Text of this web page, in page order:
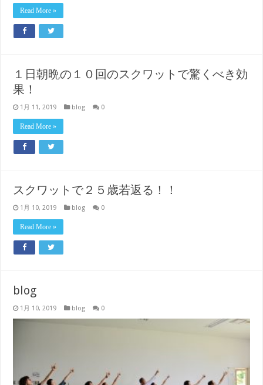
Read More »
１日朝晩の１０回のスクワットで驚くべき効
果！
1月 11, 2019 blog 0
Read More »
スクワットで２５歳若返る！！
1月 10, 2019 blog 0
Read More »
blog
1月 10, 2019 blog 0